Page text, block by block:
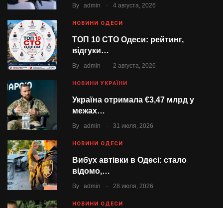
By admin . 4 августа, 2026
НОВИНИ ОДЕСИ
ТОП 10 СТО Одеси: рейтинг,
відгуки…
By admin . 2 августа, 2026
НОВИНИ УКРАЇНИ
Україна отримала €3,47 млрд у
межах…
By admin . 31 июля, 2026
НОВИНИ ОДЕСИ
Вибух автівки в Одесі: стало
відомо,…
By admin . 28 июля, 2026
НОВИНИ ОДЕСИ